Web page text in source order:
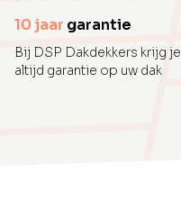
10 jaar garantie
Bij DSP Dakdekkers krijg je
altijd garantie op uw dak